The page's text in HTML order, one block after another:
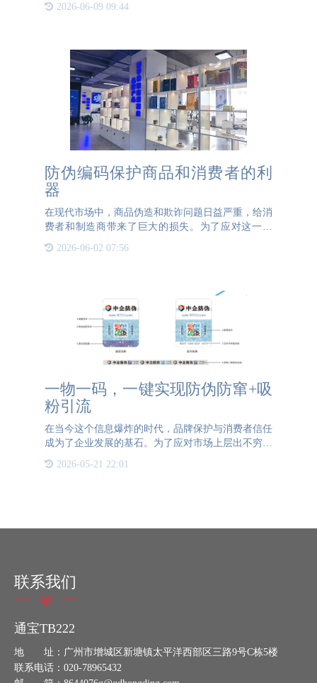
伪隐形码的原理、应用和优势，以及其在保护产品安
2026-06-09 09:44
防伪编码保护商品和消费者的利
器
在现代市场中，商品伪造和欺诈问题日益严重，给消
费者和制造商带来了巨大的损失。为了应对这一挑
战，防伪编码成为了一种重要的技术工具，它不仅有
助于识别真伪，还能提供额外的信息和价值。让我们
2026-06-02 07:56
一物一码，一键实现防伪防窜+吸
粉引流
在当今这个信息爆炸的时代，品牌保护与消费者信任
成为了企业发展的基石。为了应对市场上层出不穷的
假冒伪劣产品和渠道窜货问题，企业纷纷探索高效、
智能的解决方案。一物一码技术应运而生，它不仅能
2026-05-21 22:01
联系我们
通宝TB222
地 址：广州市增城区新塘镇太平洋西部区三路9号C栋5楼
联系电话：020-78965432